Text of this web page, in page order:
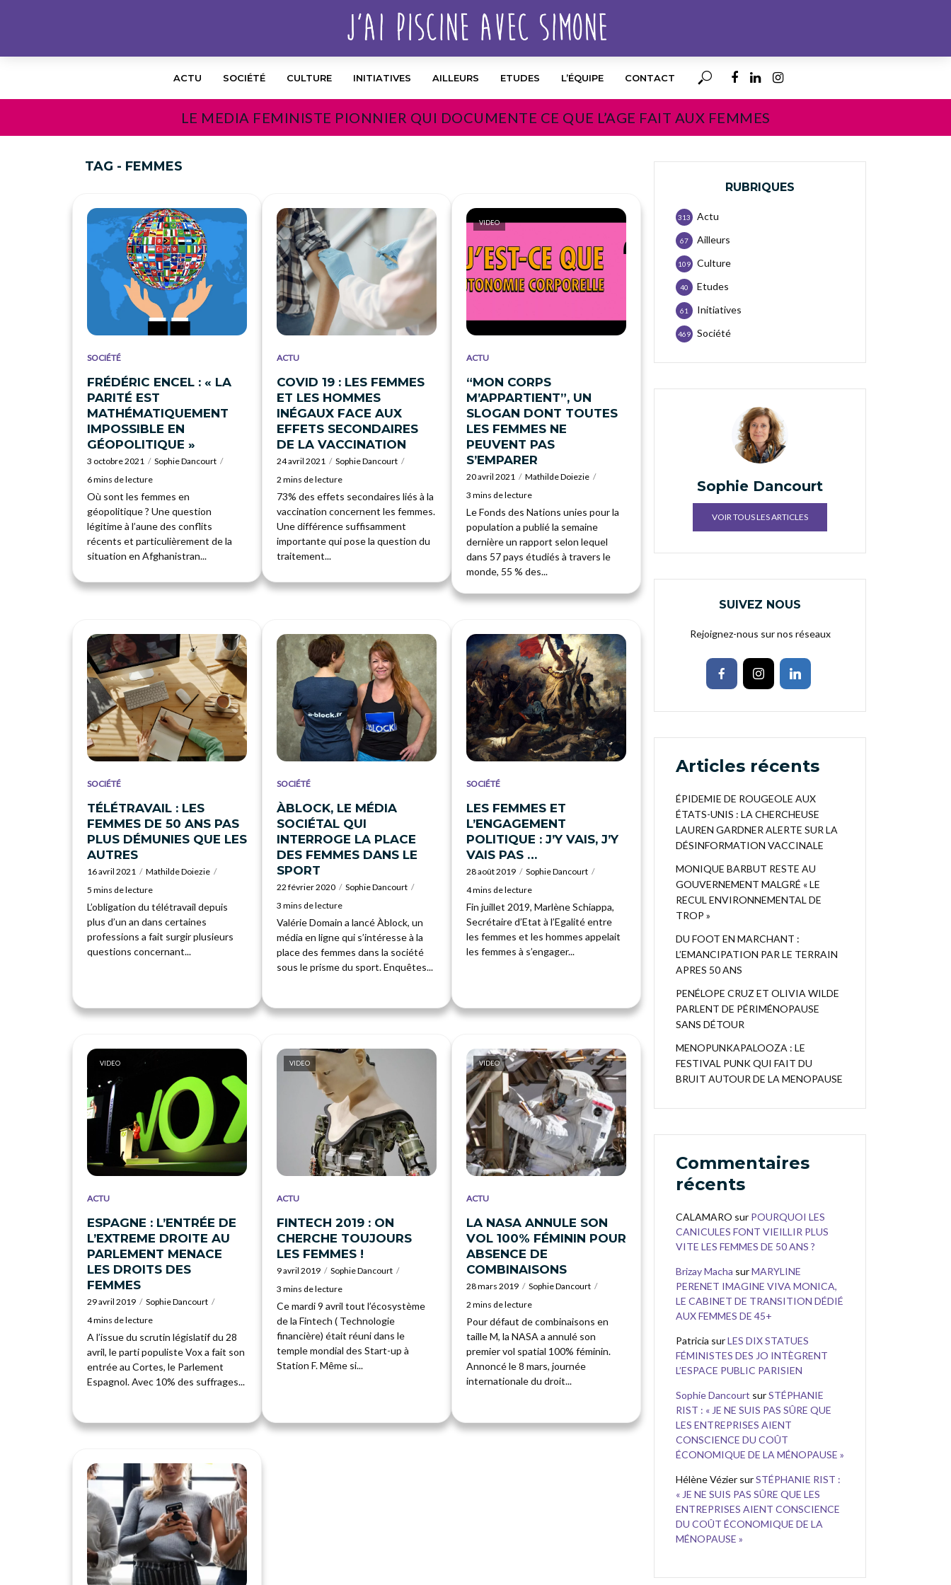
ACTU SOCIÉTÉ CULTURE INITIATIVES AILLEURS ETUDES L’ÉQUIPE CONTACT
LE MEDIA FEMINISTE PIONNIER QUI DOCUMENTE CE QUE L’AGE FAIT AUX FEMMES
TAG - FEMMES
SOCIÉTÉ
FRÉDÉRIC ENCEL : « LA
PARITÉ EST
MATHÉMATIQUEMENT
IMPOSSIBLE EN
GÉOPOLITIQUE »
3 octobre 2021
Sophie Dancourt
6 mins de lecture
Où sont les femmes en
géopolitique ? Une question
légitime à l’aune des conflits
récents et particulièrement de la
situation en Afghanistran...
ACTU
COVID 19 : LES FEMMES
ET LES HOMMES
INÉGAUX FACE AUX
EFFETS SECONDAIRES
DE LA VACCINATION
24 avril 2021
Sophie Dancourt
2 mins de lecture
73% des effets secondaires liés à la
vaccination concernent les femmes.
Une différence suffisamment
importante qui pose la question du
traitement...
VIDEO
ACTU
“MON CORPS
M’APPARTIENT”, UN
SLOGAN DONT TOUTES
LES FEMMES NE
PEUVENT PAS
S’EMPARER
20 avril 2021
Mathilde Doiezie
3 mins de lecture
Le Fonds des Nations unies pour la
population a publié la semaine
dernière un rapport selon lequel
dans 57 pays étudiés à travers le
monde, 55 % des...
SOCIÉTÉ
TÉLÉTRAVAIL : LES
FEMMES DE 50 ANS PAS
PLUS DÉMUNIES QUE LES
AUTRES
16 avril 2021
Mathilde Doiezie
5 mins de lecture
L’obligation du télétravail depuis
plus d’un an dans certaines
professions a fait surgir plusieurs
questions concernant...
SOCIÉTÉ
ÀBLOCK, LE MÉDIA
SOCIÉTAL QUI
INTERROGE LA PLACE
DES FEMMES DANS LE
SPORT
22 février 2020
Sophie Dancourt
3 mins de lecture
Valérie Domain a lancé Àblock, un
média en ligne qui s’intéresse à la
place des femmes dans la société
sous le prisme du sport. Enquêtes...
SOCIÉTÉ
LES FEMMES ET
L’ENGAGEMENT
POLITIQUE : J’Y VAIS, J’Y
VAIS PAS …
28 août 2019
Sophie Dancourt
4 mins de lecture
Fin juillet 2019, Marlène Schiappa,
Secrétaire d’Etat à l’Egalité entre
les femmes et les hommes appelait
les femmes à s’engager...
VIDEO
ACTU
ESPAGNE : L’ENTRÉE DE
L’EXTREME DROITE AU
PARLEMENT MENACE
LES DROITS DES
FEMMES
29 avril 2019
Sophie Dancourt
4 mins de lecture
A l’issue du scrutin législatif du 28
avril, le parti populiste Vox a fait son
entrée au Cortes, le Parlement
Espagnol. Avec 10% des suffrages...
VIDEO
ACTU
FINTECH 2019 : ON
CHERCHE TOUJOURS
LES FEMMES !
9 avril 2019
Sophie Dancourt
3 mins de lecture
Ce mardi 9 avril tout l’écosystème
de la Fintech ( Technologie
financière) était réuni dans le
temple mondial des Start-up à
Station F. Même si...
VIDEO
ACTU
LA NASA ANNULE SON
VOL 100% FÉMININ POUR
ABSENCE DE
COMBINAISONS
28 mars 2019
Sophie Dancourt
2 mins de lecture
Pour défaut de combinaisons en
taille M, la NASA a annulé son
premier vol spatial 100% féminin.
Annoncé le 8 mars, journée
internationale du droit...
RUBRIQUES
Actu
313
Ailleurs
67
Culture
109
Etudes
40
Initiatives
61
Société
469
Sophie Dancourt
VOIR TOUS LES ARTICLES
SUIVEZ NOUS
Rejoignez-nous sur nos réseaux
Articles récents
ÉPIDEMIE DE ROUGEOLE AUX
ÉTATS-UNIS : LA CHERCHEUSE
LAUREN GARDNER ALERTE SUR LA
DÉSINFORMATION VACCINALE
MONIQUE BARBUT RESTE AU
GOUVERNEMENT MALGRÉ « LE
RECUL ENVIRONNEMENTAL DE
TROP »
DU FOOT EN MARCHANT :
L’EMANCIPATION PAR LE TERRAIN
APRES 50 ANS
PENÉLOPE CRUZ ET OLIVIA WILDE
PARLENT DE PÉRIMÉNOPAUSE
SANS DÉTOUR
MENOPUNKAPALOOZA : LE
FESTIVAL PUNK QUI FAIT DU
BRUIT AUTOUR DE LA MENOPAUSE
Commentaires
récents
CALAMARO sur POURQUOI LES
CANICULES FONT VIEILLIR PLUS
VITE LES FEMMES DE 50 ANS ?
Brizay Macha surMARYLINE
PERENET IMAGINE VIVA MONICA,
LE CABINET DE TRANSITION DÉDIÉ
AUX FEMMES DE 45+
Patricia surLES DIX STATUES
FÉMINISTES DES JO INTÈGRENT
L’ESPACE PUBLIC PARISIEN
Sophie Dancourt surSTÉPHANIE
RIST : « JE NE SUIS PAS SÛRE QUE
LES ENTREPRISES AIENT
CONSCIENCE DU COÛT
ÉCONOMIQUE DE LA MÉNOPAUSE »
Hélène Vézier surSTÉPHANIE RIST :
« JE NE SUIS PAS SÛRE QUE LES
ENTREPRISES AIENT CONSCIENCE
DU COÛT ÉCONOMIQUE DE LA
MÉNOPAUSE »